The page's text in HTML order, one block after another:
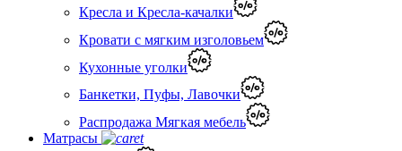
Кресла и Кресла-качалки
Кровати с мягким изголовьем
Кухонные уголки
Банкетки, Пуфы, Лавочки
Распродажа Мягкая мебель
Матрасы